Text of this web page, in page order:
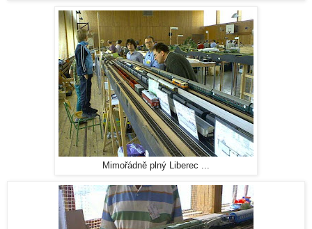
Mimořádně plný Liberec ...